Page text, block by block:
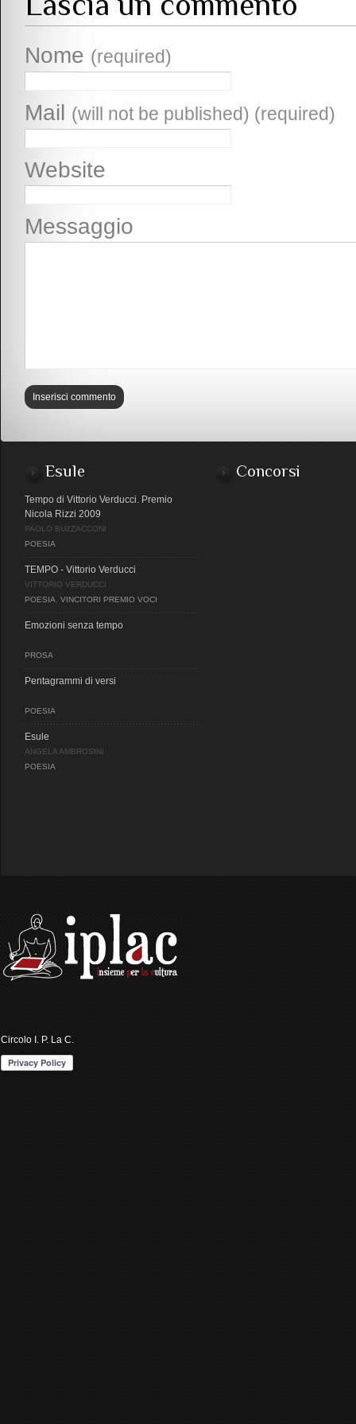
Nome (required)
Mail (will not be published) (required)
Website
Messaggio
Esule
Tempo di Vittorio Verducci. Premio
Nicola Rizzi 2009
PAOLO BUZZACCONI
POESIA
TEMPO - Vittorio Verducci
VITTORIO VERDUCCI
POESIA
VINCITORI PREMIO VOCI
Emozioni senza tempo
PROSA
Pentagrammi di versi
POESIA
Esule
ANGELA AMBROSINI
POESIA
Concorsi
Circolo I. P. La C.